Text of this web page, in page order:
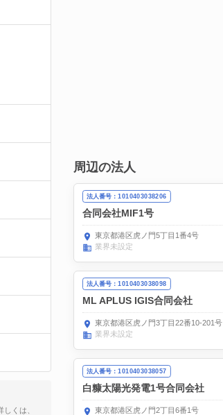
くは、
周辺の法人
法人番号：1010403038206
合同会社MIF1号
東京都港区虎ノ門5丁目1番4号
業界未設定
法人番号：1010403038098
ML APLUS IGIS合同会社
東京都港区虎ノ門3丁目22番10-201号
業界未設定
法人番号：1010403038057
白糠太陽光発電1号合同会社
東京都港区虎ノ門2丁目6番1号